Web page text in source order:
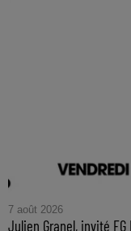
7 août 2026
Julien Granel, invité